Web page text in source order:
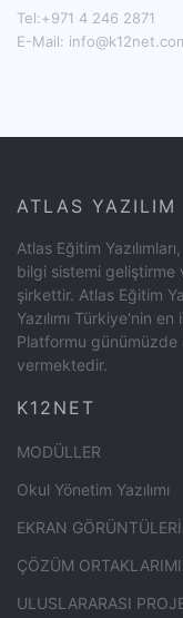
Tel:+971 4 246 2871
E-Mail:
ATLAS YAZILIM
Atlas Eğitim
bilgi sistemi geliştirme
şirkettir. Atlas Eğitim
Yazılımı Türkiye'nin
Platformu
vermektedir.
K12NET
MODÜLLER
Okul Yönetim Yazılımı
EKRAN GÖRÜNTÜLERİ
ÇÖZÜM
ULUSLARARASI